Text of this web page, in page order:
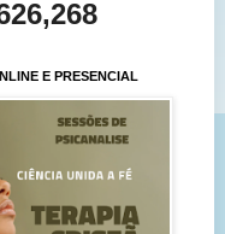
E PRESENCIAL